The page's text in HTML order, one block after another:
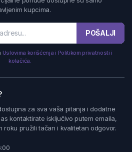
kupcima.
POŠALJI
Uslovima korišćenja i Politikom privatnosti i
kolačića.
za sva vaša pitanja i dodatne
kontaktirate isključivo putem emaila,
roku pružili tačan i kvalitetan odgovor.